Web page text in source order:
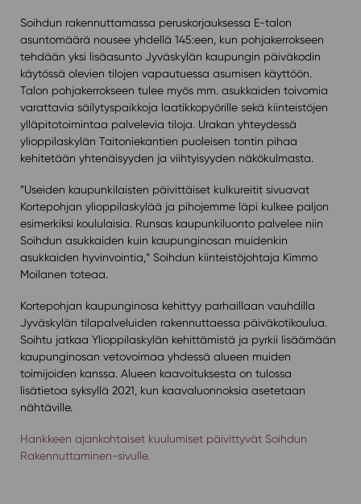
Soihdun rakennuttamassa peruskorjauksessa E-talon
asuntomäärä nousee yhdellä 145:een, kun pohjakerrokseen
tehdään yksi lisäasunto Jyväskylän kaupungin päiväkodin
käytössä olevien tilojen vapautuessa asumisen käyttöön.
Talon pohjakerrokseen tulee myös mm. asukkaiden toivomia
varattavia säilytyspaikkoja laatikkopyörille sekä kiinteistöjen
ylläpitotoimintaa palvelevia tiloja. Urakan yhteydessä
ylioppilaskylän Taitoniekantien puoleisen tontin pihaa
kehitetään yhtenäisyyden ja viihtyisyyden näkökulmasta.
”Useiden kaupunkilaisten päivittäiset kulkureitit sivuavat
Kortepohjan ylioppilaskylää ja pihojemme läpi kulkee paljon
esimerkiksi koululaisia. Runsas kaupunkiluonto palvelee niin
Soihdun asukkaiden kuin kaupunginosan muidenkin
asukkaiden hyvinvointia,” Soihdun kiinteistöjohtaja Kimmo
Moilanen toteaa.
Kortepohjan kaupunginosa kehittyy parhaillaan vauhdilla
Jyväskylän tilapalveluiden rakennuttaessa päiväkotikoulua.
Soihtu jatkaa Ylioppilaskylän kehittämistä ja pyrkii lisäämään
kaupunginosan vetovoimaa yhdessä alueen muiden
toimijoiden kanssa. Alueen kaavoituksesta on tulossa
lisätietoa syksyllä 2021, kun kaavaluonnoksia asetetaan
nähtäville.
Hankkeen ajankohtaiset kuulumiset päivittyvät Soihdun
Rakennuttaminen-sivulle.